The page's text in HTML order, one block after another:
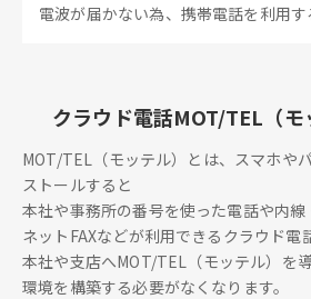
電波が届かない為、携帯電話を利用す
クラウド電話MOT/TEL（
MOT/TEL（モッテル）とは、スマホや
ストールすると
本社や事務所の番号を使った電話や内
ネットFAXなどが利用できるクラウド電
本社や支店へMOT/TEL（モッテル）を
環境を構築する必要がなくなります。